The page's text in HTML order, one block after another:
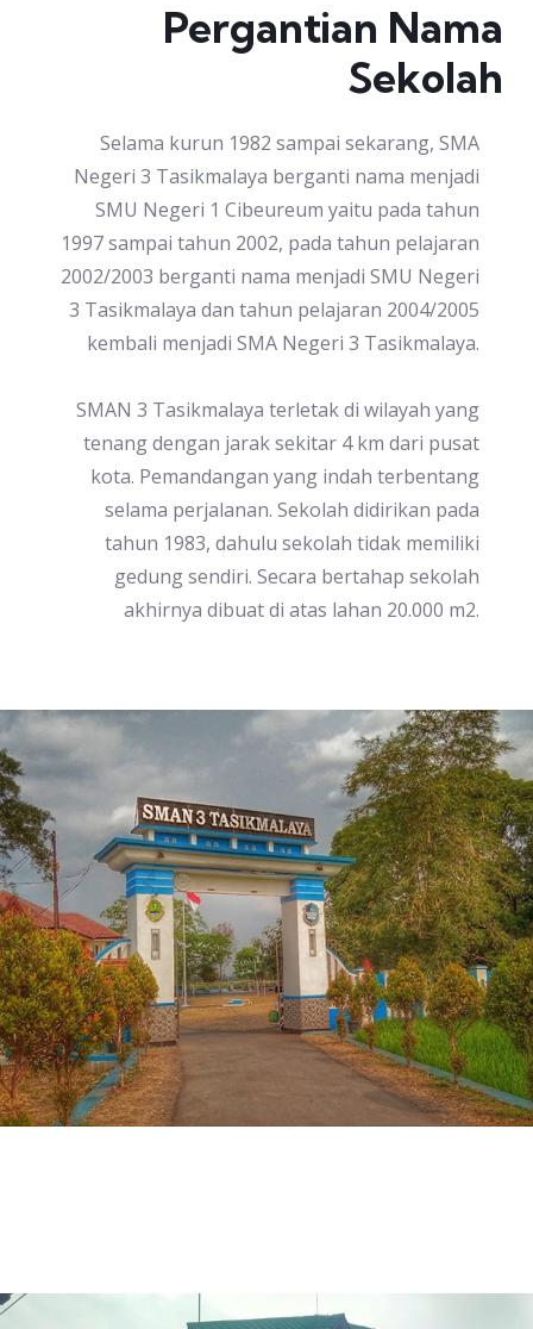
Pergantian Nama
Sekolah
Selama kurun 1982 sampai sekarang, SMA
Negeri 3 Tasikmalaya berganti nama menjadi
SMU Negeri 1 Cibeureum yaitu pada tahun
1997 sampai tahun 2002, pada tahun pelajaran
2002/2003 berganti nama menjadi SMU Negeri
3 Tasikmalaya dan tahun pelajaran 2004/2005
kembali menjadi SMA Negeri 3 Tasikmalaya.
SMAN 3 Tasikmalaya terletak di wilayah yang
tenang dengan jarak sekitar 4 km dari pusat
kota. Pemandangan yang indah terbentang
selama perjalanan. Sekolah didirikan pada
tahun 1983, dahulu sekolah tidak memiliki
gedung sendiri. Secara bertahap sekolah
akhirnya dibuat di atas lahan 20.000 m2.